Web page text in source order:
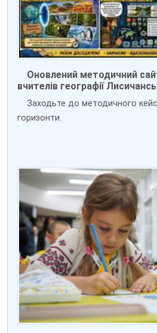
Оновлений методичний
вчителів географії
Заходьте до методичного
горизонти.